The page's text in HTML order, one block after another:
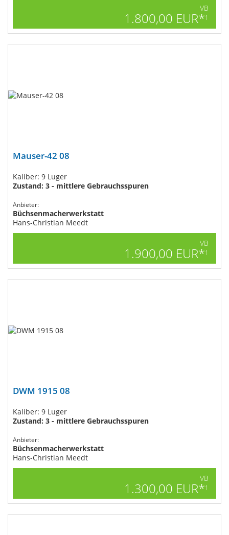
VB
1.800,00 EUR*1
Mauser-42 08
Kaliber: 9 Luger
Zustand: 3 - mittlere Gebrauchsspuren
Anbieter:
Büchsenmacherwerkstatt
Hans-Christian Meedt
VB
1.900,00 EUR*1
DWM 1915 08
Kaliber: 9 Luger
Zustand: 3 - mittlere Gebrauchsspuren
Anbieter:
Büchsenmacherwerkstatt
Hans-Christian Meedt
VB
1.300,00 EUR*1